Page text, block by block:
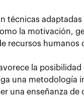
técnicas
la motivación,
recursos humanos
la posibilidad
una metodología
una enseñanza de